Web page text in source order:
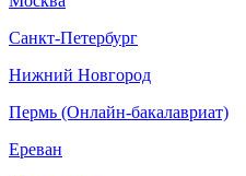
Санкт-Петербург
Нижний Новгород
Пермь (Онлайн-бакалавриат)
Ереван